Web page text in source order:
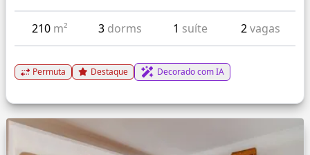
210 m² 3 dorms 1 suíte 2vagas
Permuta Destaque Decorado com IA